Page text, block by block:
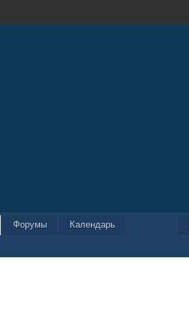
Форумы
Календарь